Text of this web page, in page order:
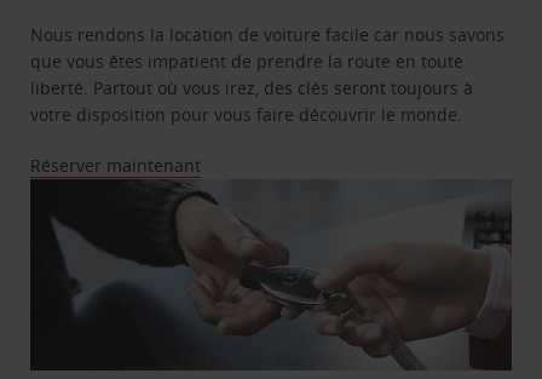
Nous rendons la location de voiture facile car nous savons
que vous êtes impatient de prendre la route en toute
liberté. Partout où vous irez, des clés seront toujours à
votre disposition pour vous faire découvrir le monde.
Réserver maintenant